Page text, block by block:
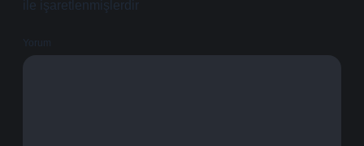
ile işaretlenmişlerdir
Yorum